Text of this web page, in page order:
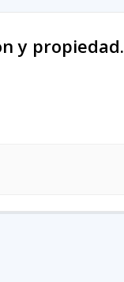
y propiedad.